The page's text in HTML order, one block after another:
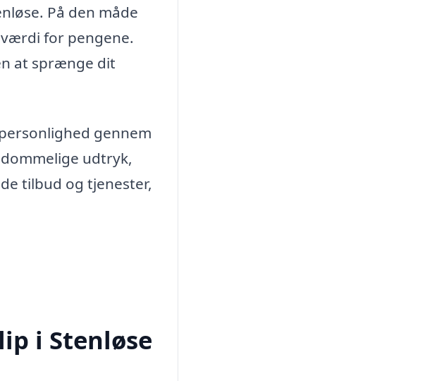
På den måde
for pengene.
at sprænge dit
gennem
udtryk,
tilbud og tjenester,
i Stenløse